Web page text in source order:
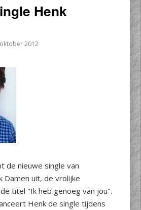
Henk
2012
de nieuwe single van
Damen uit, de vrolijke
titel "Ik heb genoeg van jou".
Henk de single tijdens